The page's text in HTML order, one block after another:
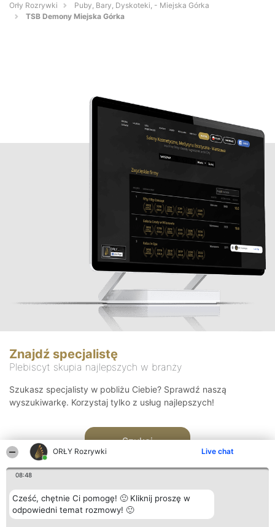
ORŁY Rozrywki Live chat
08:48
Cześć, chętnie Ci pomogę! 🙂 Kliknij proszę w
odpowiedni temat rozmowy! 🙂
Orły Rozrywki
Puby, Bary, Dyskoteki, - Miejska Górka
TSB Demony Miejska Górka
Znajdź specjalistę
Plebiscyt skupia najlepszych w branży
Szukasz specjalisty w pobliżu Ciebie? Sprawdź naszą
wyszukiwarkę. Korzystaj tylko z usług najlepszych!
Szukaj